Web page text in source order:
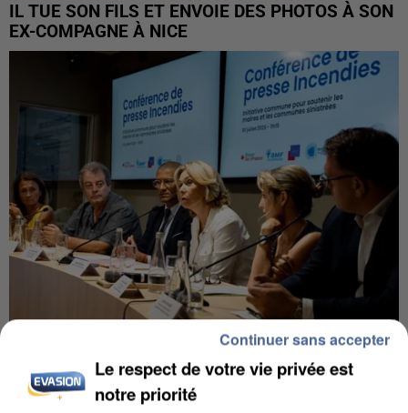
IL TUE SON FILS ET ENVOIE DES PHOTOS À SON
EX-COMPAGNE À NICE
INCENDIES : L’ÎLE-DE-FRANCE LANCE UN ÉLAN
DE SOLIDARITÉ AVEC LES...
Le respect de votre vie privée est
notre priorité
Continuer sans accepter